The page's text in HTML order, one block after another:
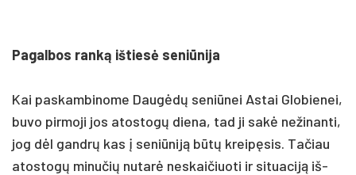
Pa­gal­bos ranką iš­tiesė se­niū­ni­ja
Kai pa­skam­bi­no­me Daugėdų se­niū­nei As­tai Glo­bie­nei,
bu­vo pir­mo­ji jos ato­stogų die­na, tad ji sakė ne­ži­nan­ti,
jog dėl gandrų kas į se­niū­niją būtų kreipę­sis. Ta­čiau
ato­stogų mi­nu­čių nu­tarė ne­skai­čiuo­ti ir si­tua­ciją iš­